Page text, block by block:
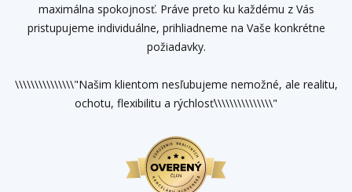
maximálna spokojnosť. Práve preto ku každému z Vás
pristupujeme individuálne, prihliadneme na Vaše konkrétne
požiadavky.
\\\\\\\\\\\\\\\"Našim klientom nesľubujeme nemožné, ale realitu,
ochotu, flexibilitu a rýchlosť\\\\\\\\\\\\\\\"